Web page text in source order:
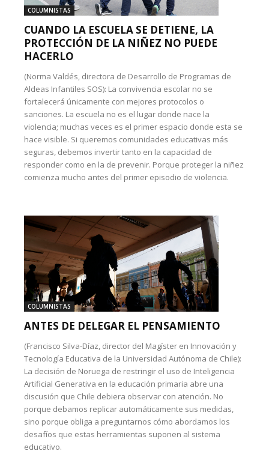
COLUMNISTAS
CUANDO LA ESCUELA SE DETIENE, LA
PROTECCIÓN DE LA NIÑEZ NO PUEDE
HACERLO
(Norma Valdés, directora de Desarrollo de Programas de
Aldeas Infantiles SOS): La convivencia escolar no se
fortalecerá únicamente con mejores protocolos o
sanciones. La escuela no es el lugar donde nace la
violencia; muchas veces es el primer espacio donde esta se
hace visible. Si queremos comunidades educativas más
seguras, debemos invertir tanto en la capacidad de
responder como en la de prevenir. Porque proteger la niñez
comienza mucho antes del primer episodio de violencia.
COLUMNISTAS
ANTES DE DELEGAR EL PENSAMIENTO
(Francisco Silva-Díaz, director del Magíster en Innovación y
Tecnología Educativa de la Universidad Autónoma de Chile):
La decisión de Noruega de restringir el uso de Inteligencia
Artificial Generativa en la educación primaria abre una
discusión que Chile debiera observar con atención. No
porque debamos replicar automáticamente sus medidas,
sino porque obliga a preguntarnos cómo abordamos los
desafíos que estas herramientas suponen al sistema
educativo.